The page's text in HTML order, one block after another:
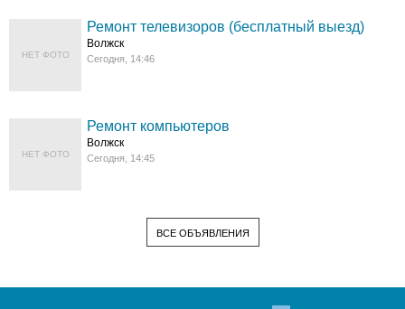
НЕТ ФОТО
Ремонт телевизоров (бесплатный выезд)
Волжск
Сегодня, 14:46
НЕТ ФОТО
Ремонт компьютеров
Волжск
Сегодня, 14:45
ВСЕ ОБЪЯВЛЕНИЯ